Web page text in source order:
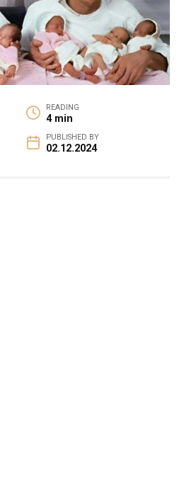
READING
4 min
PUBLISHED BY
02.12.2024